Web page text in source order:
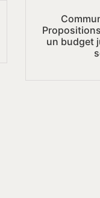
un budget